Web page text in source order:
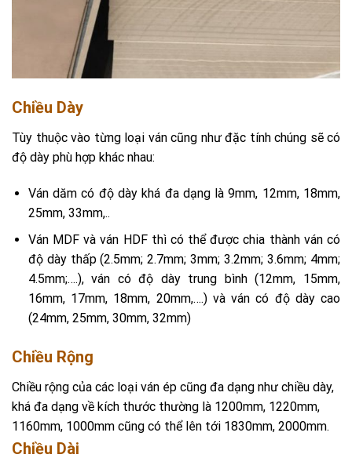
Chiều Dày
Tùy thuộc vào từng loại ván cũng như đặc tính chúng sẽ có
độ dày phù hợp khác nhau:
Ván dăm có độ dày khá đa dạng là 9mm, 12mm, 18mm,
25mm, 33mm,..
Ván MDF và ván HDF thì có thể được chia thành ván có
độ dày thấp (2.5mm; 2.7mm; 3mm; 3.2mm; 3.6mm; 4mm;
4.5mm;….), ván có độ dày trung bình (12mm, 15mm,
16mm, 17mm, 18mm, 20mm,….) và ván có độ dày cao
(24mm, 25mm, 30mm, 32mm)
Chiều Rộng
Chiều rộng của các loại ván ép cũng đa dạng như chiều dày,
khá đa dạng về kích thước thường là 1200mm, 1220mm,
1160mm, 1000mm cũng có thể lên tới 1830mm, 2000mm.
Chiều Dài